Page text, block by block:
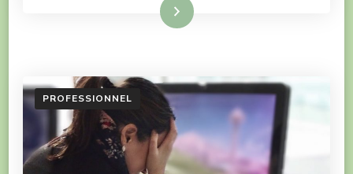
Lire la suite
PROFESSIONNEL